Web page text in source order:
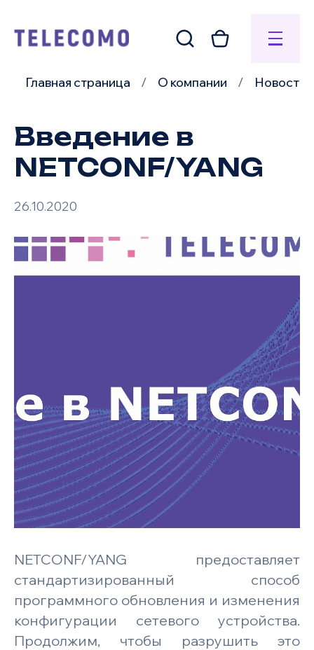
Главная страница О компании Новости
Введение в
NETCONF/YANG
26.10.2020
NETCONF/YANG предоставляет
стандартизированный способ
программного обновления и изменения
конфигурации сетевого устройства.
Продолжим, чтобы разрушить это